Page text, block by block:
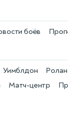
боёв
Матч-центр
Уимблдон